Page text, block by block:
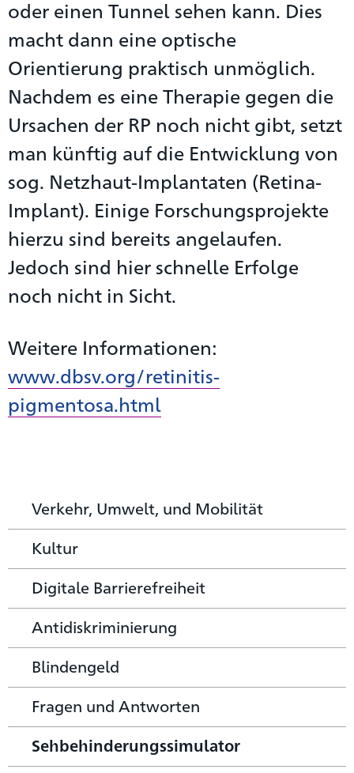
oder einen Tunnel sehen kann. Dies
macht dann eine optische
Orientierung praktisch unmöglich.
Nachdem es eine Therapie gegen die
Ursachen der RP noch nicht gibt, setzt
man künftig auf die Entwicklung von
sog. Netzhaut-Implantaten (Retina-
Implant). Einige Forschungsprojekte
hierzu sind bereits angelaufen.
Jedoch sind hier schnelle Erfolge
noch nicht in Sicht.
Weitere Informationen:
www.dbsv.org/retinitis-
pigmentosa.html
Verkehr, Umwelt, und Mobilität
Kultur
Digitale Barrierefreiheit
Antidiskriminierung
Blindengeld
Fragen und Antworten
Sehbehinderungssimulator